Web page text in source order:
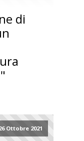
di
Ottobre 2021